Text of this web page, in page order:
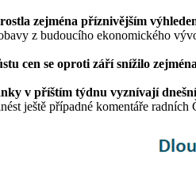
zejména příznivějším
z budoucího ekonomického
cen se oproti září snížilo
v příštím týdnu vyznívají dnešní
ještě případné komentáře radních